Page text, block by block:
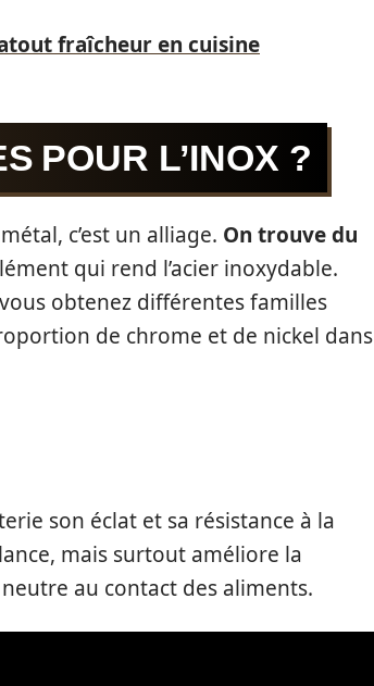
fraîcheur en cuisine
POUR L’INOX ?
c’est un alliage. On trouve du
qui rend l’acier inoxydable.
obtenez différentes familles
de chrome et de nickel dans
son éclat et sa résistance à la
mais surtout améliore la
au contact des aliments.